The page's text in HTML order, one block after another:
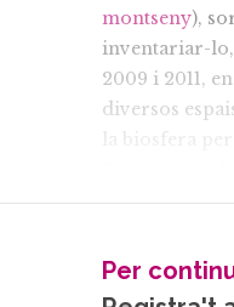
montseny),
inventariar-lo,
2009 i 2011,
diversos
la biosfera per
UNESCO de
implicació de
Biosfera del
Per